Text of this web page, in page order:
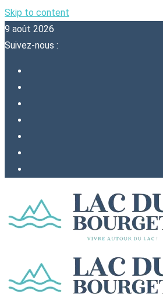
Skip to content
9 août 2026
Suivez-nous :